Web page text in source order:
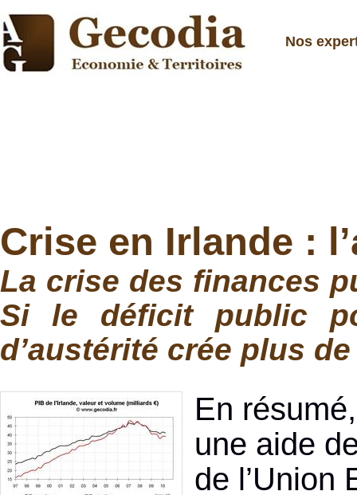
Nos
Crise en Irlande :
La crise des finances
Si le déficit public
d’austérité crée plus
En
une aide
de l’Union